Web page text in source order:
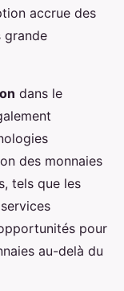
accrue des
grande
dans le
des monnaies
tels que les
pour
au-delà du